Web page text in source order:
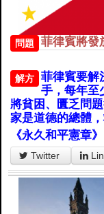
問題 菲律賓將發
解方
菲律賓要解
手，每年至
將貧困、匱乏問
家是道德的總體
《永久和平憲章
Twitter